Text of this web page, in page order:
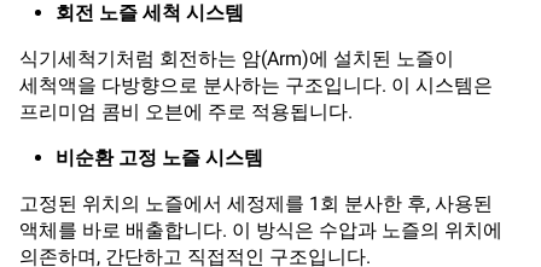
회전 노즐 세척 시스템
식기세척기처럼 회전하는 암(Arm)에 설치된 노즐이
세척액을 다방향으로 분사하는 구조입니다. 이 시스템은
프리미엄 콤비 오븐에 주로 적용됩니다.
비순환 고정 노즐 시스템
고정된 위치의 노즐에서 세정제를 1회 분사한 후, 사용된
액체를 바로 배출합니다. 이 방식은 수압과 노즐의 위치에
의존하며, 간단하고 직접적인 구조입니다.